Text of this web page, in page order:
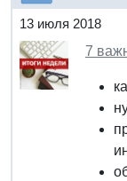
13 июля 2018
7